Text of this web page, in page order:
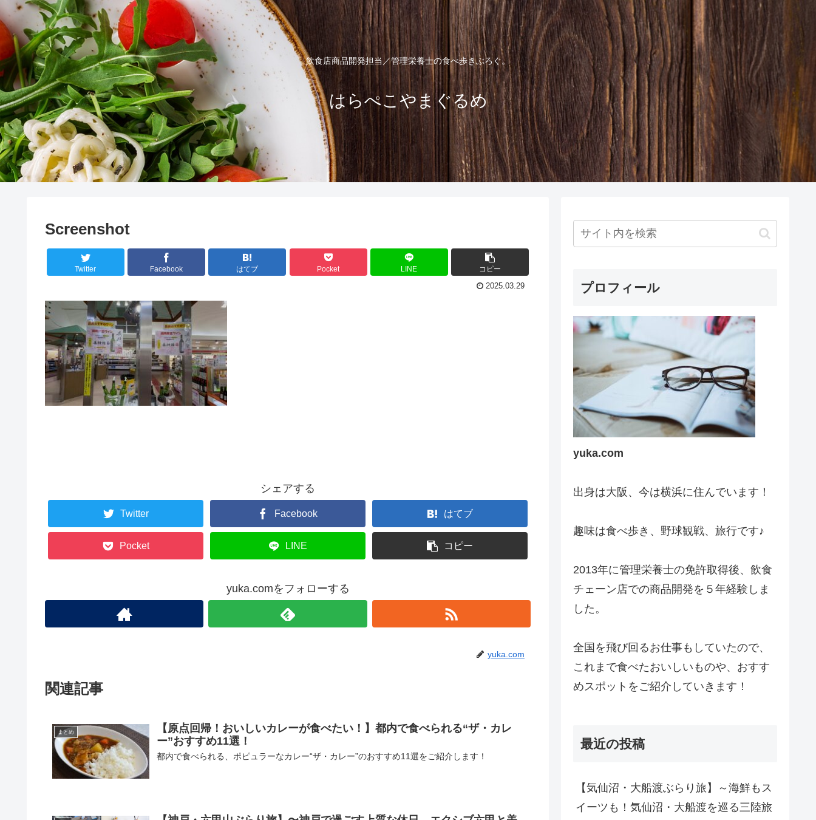
飲食店商品開発担当／管理栄養士の食べ歩きぶろぐ。
はらぺこやまぐるめ
Screenshot
Twitter Facebook はてブ Pocket LINE コピー
2025.03.29
シェアする
Twitter Facebook はてブ
Pocket LINE コピー
yuka.comをフォローする
yuka.com
関連記事
まとめ
【原点回帰！おいしいカレーが食べたい！】都内で食べられる“ザ・カレ
ー”おすすめ11選！
都内で食べられる、ポピュラーなカレー“ザ・カレー”のおすすめ11選をご紹介します！
プロフィール
yuka.com
出身は大阪、今は横浜に住んでいます！
趣味は食べ歩き、野球観戦、旅行です♪
2013年に管理栄養士の免許取得後、飲食
チェーン店での商品開発を５年経験しま
した。
全国を飛び回るお仕事もしていたので、
これまで食べたおいしいものや、おすす
めスポットをご紹介していきます！
最近の投稿
【気仙沼・大船渡ぶらり旅】～海鮮もス
イーツも！気仙沼・大船渡を巡る三陸旅